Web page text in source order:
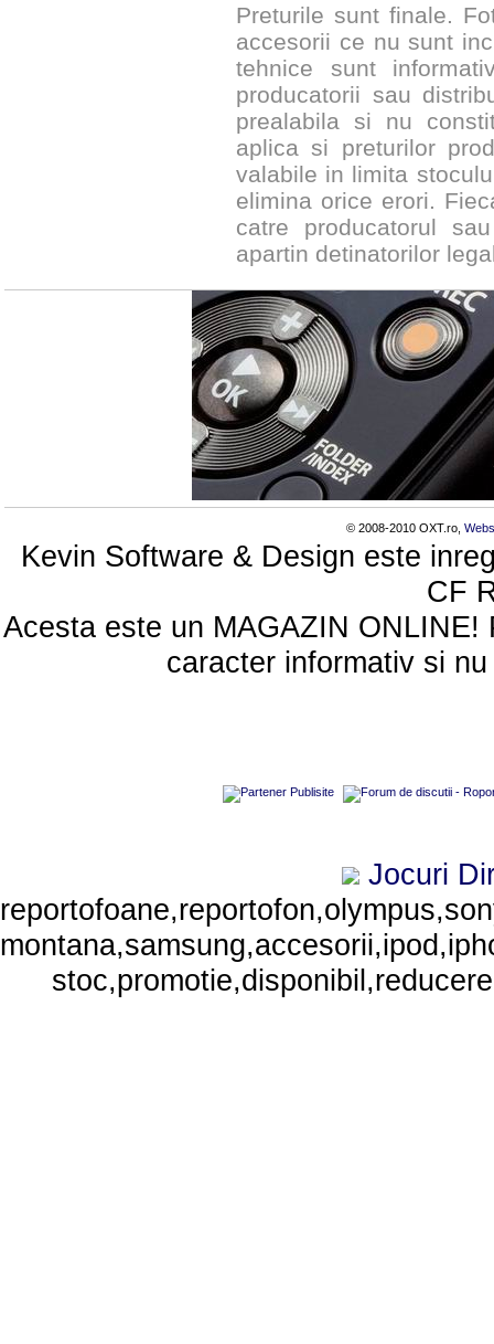
Preturile sunt finale.
accesorii ce nu sunt
tehnice sunt
producatorii sau
prealabila si nu
aplica si preturilor
valabile in limita
elimina orice erori.
catre producatorul
apartin detinatorilor
© 2008-2010 OXT.ro,
Kevin Software & Design este
CF
Acesta este un MAGAZIN
caracter informativ si
Jocuri